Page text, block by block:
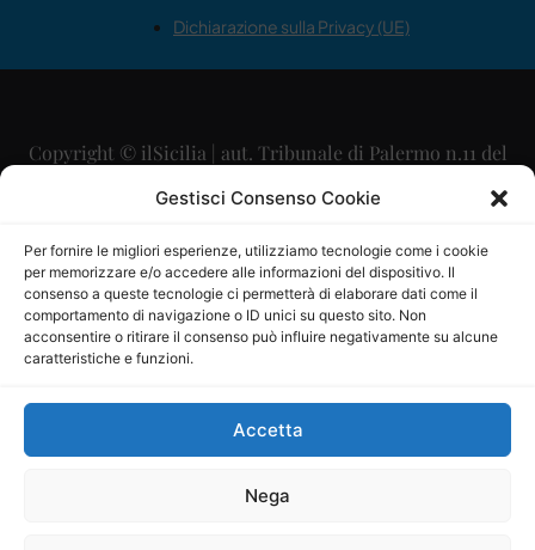
Gestisci Consenso Cookie
Per fornire le migliori esperienze, utilizziamo tecnologie come i cookie
per memorizzare e/o accedere alle informazioni del dispositivo. Il
consenso a queste tecnologie ci permetterà di elaborare dati come il
comportamento di navigazione o ID unici su questo sito. Non
acconsentire o ritirare il consenso può influire negativamente su alcune
caratteristiche e funzioni.
Accetta
Nega
Dichiarazione sulla Privacy (UE)
Copyright © ilSicilia | aut. Tribunale di Palermo n.11 del
29/09/2015
Direttore Editoriale: Maurizio Scaglione
Direttore Responsabile: Maria Calabrese
P.IVA: 06334930820
Mercurio Comunicazione Società Cooperativa a r.l. è
iscritta al Registro degli Operatori di Comunicazione al